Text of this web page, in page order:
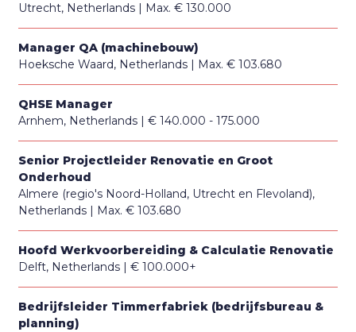
Utrecht, Netherlands
Max. € 130.000
Manager QA (machinebouw)
Hoeksche Waard, Netherlands
Max. € 103.680
QHSE Manager
Arnhem, Netherlands
€ 140.000 - 175.000
Senior Projectleider Renovatie en Groot
Onderhoud
Almere (regio's Noord-Holland, Utrecht en Flevoland),
Netherlands
Max. € 103.680
Hoofd Werkvoorbereiding & Calculatie Renovatie
Delft, Netherlands
€ 100.000+
Bedrijfsleider Timmerfabriek (bedrijfsbureau &
planning)